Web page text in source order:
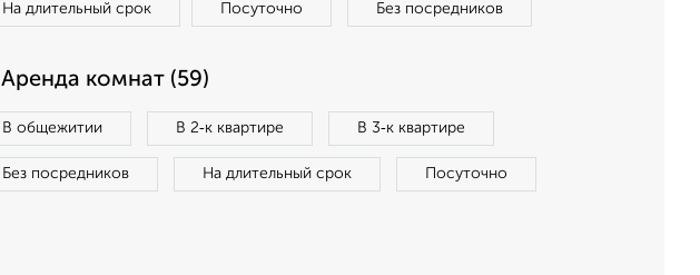
На длительный срок Посуточно Без посредников
Аренда комнат (59)
В общежитии В 2‑к квартире В 3‑к квартире
Без посредников На длительный срок Посуточно